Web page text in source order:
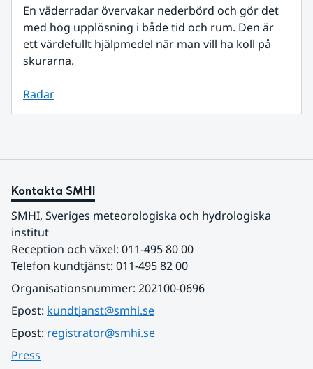
En väderradar övervakar nederbörd och gör det
med hög upplösning i både tid och rum. Den är
ett värdefullt hjälpmedel när man vill ha koll på
skurarna.
Radar
Kontakta SMHI
SMHI, Sveriges meteorologiska och hydrologiska
institut
Reception och växel: 011-495 80 00
Telefon kundtjänst: 011-495 82 00
Organisationsnummer: 202100-0696
Epost: kundtjanst@smhi.se
Epost: registrator@smhi.se
Press